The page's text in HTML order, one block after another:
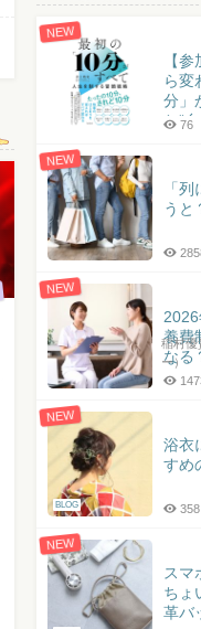
NEW
【
ら変
分」
と“76
NEW
「
うと
NEW
養費
なる
稲村優
ー）
NEW
BLOG
浴衣
すめ
358
NEW
スマ
ちょ
革バ